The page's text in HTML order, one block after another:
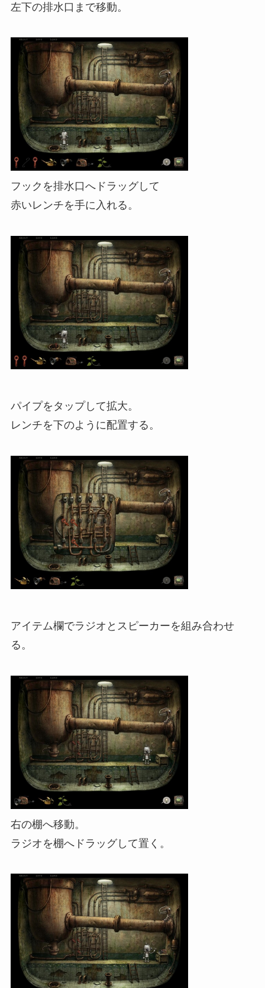
左下の排水口まで移動。
フックを排水口へドラッグして
赤いレンチを手に入れる。
パイプをタップして拡大。
レンチを下のように配置する。
アイテム欄でラジオとスピーカーを組み合わせ
る。
右の棚へ移動。
ラジオを棚へドラッグして置く。